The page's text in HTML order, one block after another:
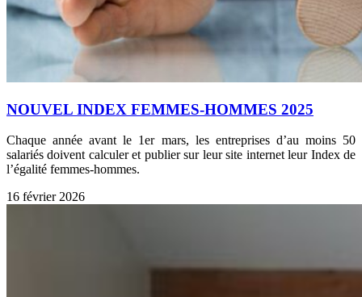
NOUVEL INDEX FEMMES-HOMMES 2025
Chaque année avant le 1er mars, les entreprises d’au moins 50
salariés doivent calculer et publier sur leur site internet leur Index de
l’égalité femmes-hommes.
16 février 2026